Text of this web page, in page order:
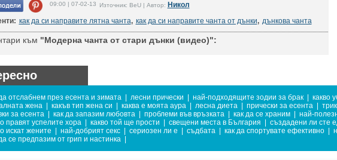
09:00 | 07-02-13 Източник: BeU | Автор: Никол
как да си направите лятна чанта, как да си направите чанта от дънки, дънкова чанта
към "Модерна чанта от стари дънки (видео)":
отслабнем през есента и зимата лесни прически най-подходящите зодии за брак какво
жена
какъв тип жена си каква е моята аура лесна диета прически за есента
за есента
как да запазим любовта проблеми във връзката как да се храним най-
правят успелите хора
какво той ще прости свещени места в България създадени ли сте
искат жените
най-добрият секс сериозен ли е съдбата как да спортувате ефективно
се предпазим от грип и настинка